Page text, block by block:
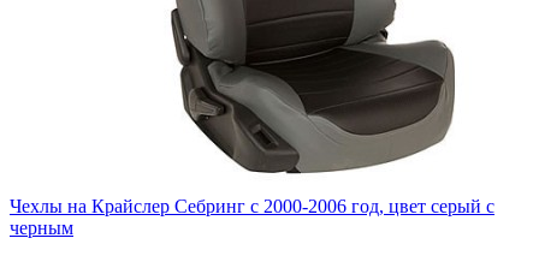
Чехлы на Крайслер Себринг с 2000-2006 год, цвет серый с
черным